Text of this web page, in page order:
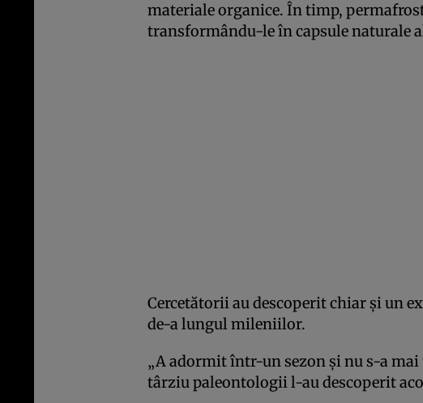
materiale organice. În timp,
transformându-le în capsule naturale
Cercetătorii au descoperit chiar și un
de-a lungul mileniilor.
„A adormit într-un sezon și nu s-a
târziu paleontologii l-au descoperit